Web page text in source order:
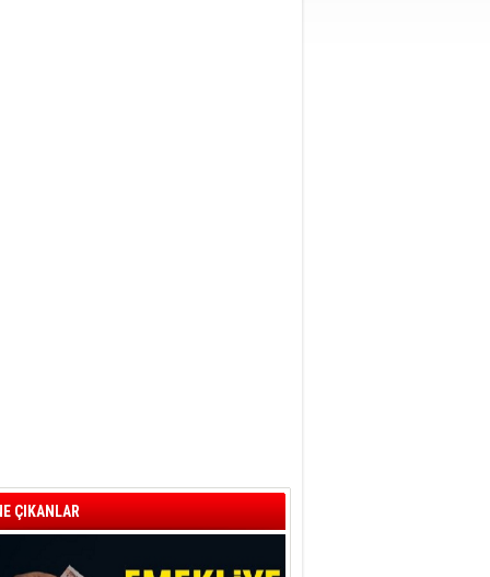
ÇIKANLAR